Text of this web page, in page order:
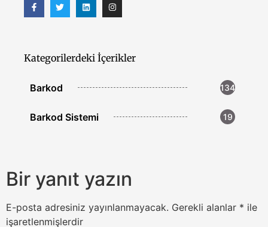
Kategorilerdeki İçerikler
Barkod 134
Barkod Sistemi 19
Bir yanıt yazın
E-posta adresiniz yayınlanmayacak. Gerekli alanlar * ile
işaretlenmişlerdir